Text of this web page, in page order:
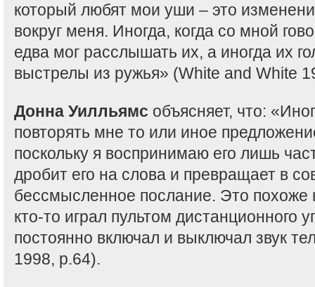
который любят мои уши – это
вокруг меня. Иногда, когда со мной
едва мог расслышать их, а иногда их
выстрелы из ружья» (White and White
Донна Уилльямс объясняет, что:
повторять мне то или иное
поскольку я воспринимаю его лишь
дробит его на слова и превращает в
бессмысленное послание. Это похоже
кто-то играл пультом дистанционного
постоянно включал и выключал звук
1998, p.64).